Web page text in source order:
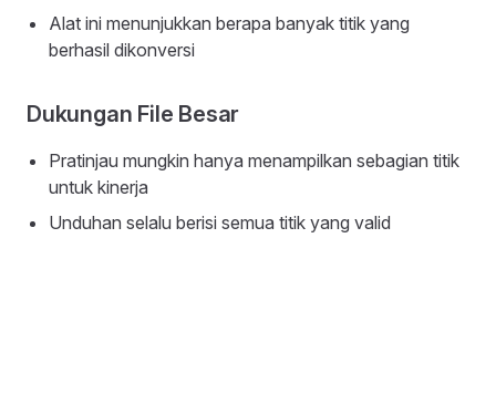
Alat ini menunjukkan berapa banyak titik yang
berhasil dikonversi
Dukungan File Besar
Pratinjau mungkin hanya menampilkan sebagian titik
untuk kinerja
Unduhan selalu berisi semua titik yang valid